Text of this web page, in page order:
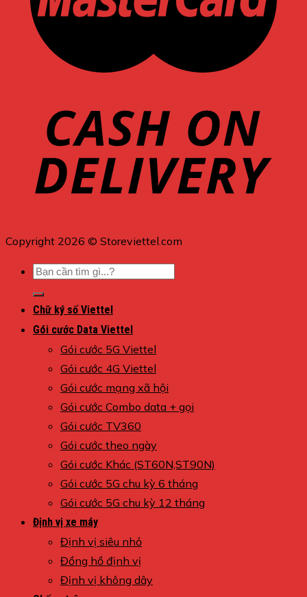
Copyright 2026 © Storeviettel.com
Tìm
kiếm:
Chữ ký số Viettel
Gói cước Data Viettel
Gói cước 5G Viettel
Gói cước 4G Viettel
Gói cước mạng xã hội
Gói cước Combo data + gọi
Gói cước TV360
Gói cước theo ngày
Gói cước Khác (ST60N,ST90N)
Gói cước 5G chu kỳ 6 tháng
Gói cước 5G chu kỳ 12 tháng
Định vị xe máy
Định vị siêu nhỏ
Đồng hồ định vị
Định vị không dây